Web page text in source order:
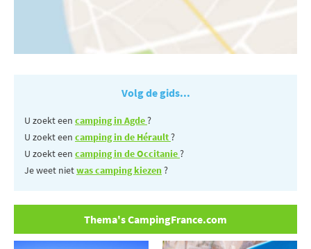
Volg de gids...
U zoekt een camping in Agde?
U zoekt een camping in de Hérault?
U zoekt een camping in de Occitanie?
Je weet nietwas camping kiezen?
Thema's CampingFrance.com